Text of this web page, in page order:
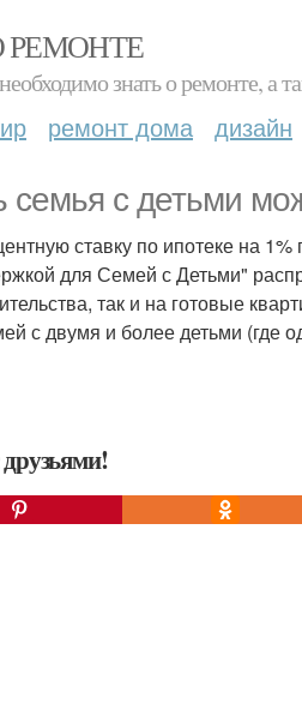
РЕМОНТЕ
знать о ремонте,
ремонт дома дизайн
семья с детьми
ставку по ипотеке на
для Семей с Детьми"
так и на готовые
с двумя и более детьми (где